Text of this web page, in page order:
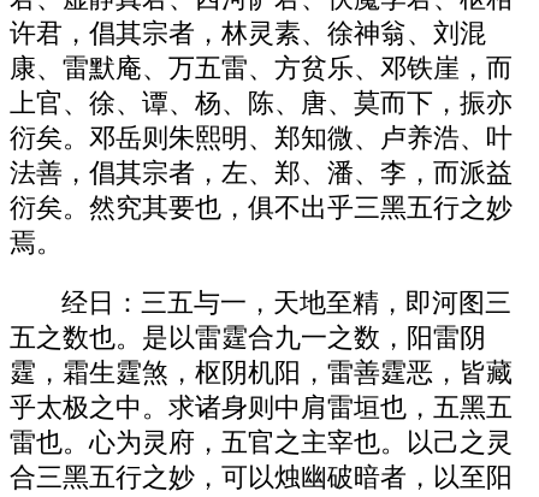
许君，倡其宗者，林灵素、徐神翁、刘混
康、雷默庵、万五雷、方贫乐、邓铁崖，而
上官、徐、谭、杨、陈、唐、莫而下，振亦
衍矣。邓岳则朱熙明、郑知微、卢养浩、叶
法善，倡其宗者，左、郑、潘、李，而派益
衍矣。然究其要也，俱不出乎三黑五行之妙
焉。
经日：三五与一，天地至精，即河图三
五之数也。是以雷霆合九一之数，阳雷阴
霆，霜生霆煞，枢阴机阳，雷善霆恶，皆藏
乎太极之中。求诸身则中肩雷垣也，五黑五
雷也。心为灵府，五官之主宰也。以己之灵
合三黑五行之妙，可以烛幽破暗者，以至阳